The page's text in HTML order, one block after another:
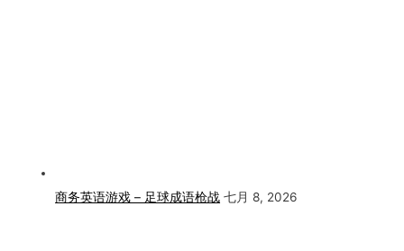
商务英语游戏 – 足球成语枪战 七月 8, 2026